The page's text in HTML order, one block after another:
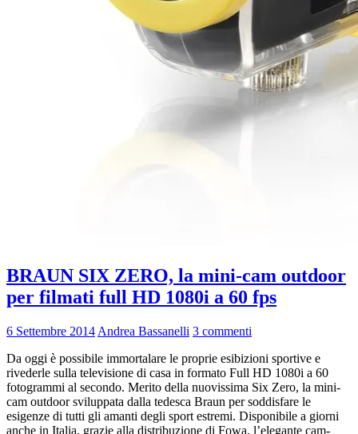
BRAUN SIX ZERO, la mini-cam outdoor
per filmati full HD 1080i a 60 fps
6 Settembre 2014 Andrea Bassanelli 3 commenti
Da oggi è possibile immortalare le proprie esibizioni sportive e
rivederle sulla televisione di casa in formato Full HD 1080i a 60
fotogrammi al secondo. Merito della nuovissima Six Zero, la mini-
cam outdoor sviluppata dalla tedesca Braun per soddisfare le
esigenze di tutti gli amanti degli sport estremi. Disponibile a giorni
anche in Italia, grazie alla distribuzione di Fowa, l’elegante cam-